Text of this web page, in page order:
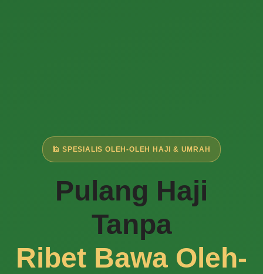
🕌 SPESIALIS OLEH-OLEH HAJI & UMRAH
Pulang Haji
Tanpa
Ribet Bawa Oleh-